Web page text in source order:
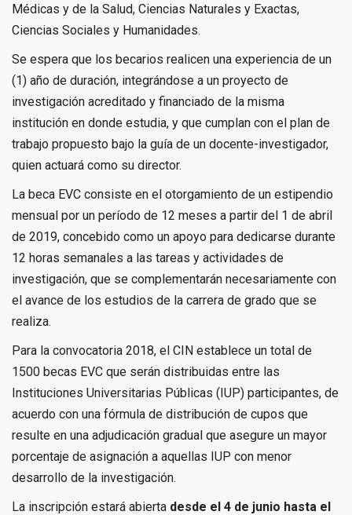
Médicas y de la Salud, Ciencias Naturales y Exactas,
Ciencias Sociales y Humanidades.
Se espera que los becarios realicen una experiencia de un
(1) año de duración, integrándose a un proyecto de
investigación acreditado y financiado de la misma
institución en donde estudia, y que cumplan con el plan de
trabajo propuesto bajo la guía de un docente-investigador,
quien actuará como su director.
La beca EVC consiste en el otorgamiento de un estipendio
mensual por un período de 12 meses a partir del 1 de abril
de 2019, concebido como un apoyo para dedicarse durante
12 horas semanales a las tareas y actividades de
investigación, que se complementarán necesariamente con
el avance de los estudios de la carrera de grado que se
realiza.
Para la convocatoria 2018, el CIN establece un total de
1500 becas EVC que serán distribuidas entre las
Instituciones Universitarias Públicas (IUP) participantes, de
acuerdo con una fórmula de distribución de cupos que
resulte en una adjudicación gradual que asegure un mayor
porcentaje de asignación a aquellas IUP con menor
desarrollo de la investigación.
La inscripción estará abierta desde el 4 de junio hasta el